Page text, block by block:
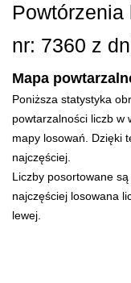
Powtórzenia
nr: 7360 z
Mapa
Poniższa statystyka
powtarzalności liczb w
mapy losowań. Dzięki
najczęściej.
Liczby posortowane
najczęściej losowana
lewej.